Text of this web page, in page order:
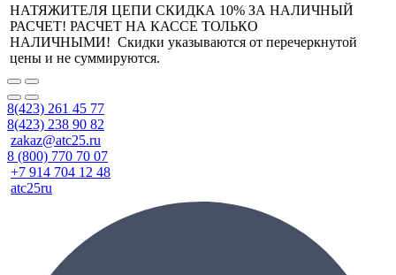
НАТЯЖИТЕЛЯ ЦЕПИ СКИДКА 10% ЗА НАЛИЧНЫЙ
РАСЧЕТ! РАСЧЕТ НА КАССЕ ТОЛЬКО
НАЛИЧНЫМИ! Скидки указываются от перечеркнутой
цены и не суммируются.
8(423) 261 45 77
8(423) 238 90 82
zakaz@atc25.ru
8 (800) 770 70 07
+7 914 704 12 48
atc25ru